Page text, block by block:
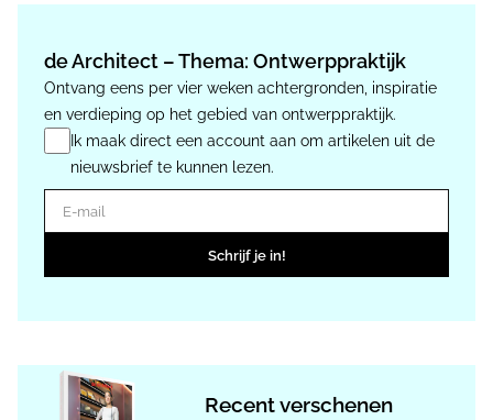
de Architect – Thema: Ontwerppraktijk
Ontvang eens per vier weken achtergronden, inspiratie
en verdieping op het gebied van ontwerppraktijk.
Ik maak direct een account aan om artikelen uit de
nieuwsbrief te kunnen lezen.
E-mail
Schrijf je in!
Recent verschenen